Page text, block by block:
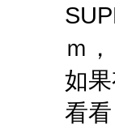
ｍ，
如
看看